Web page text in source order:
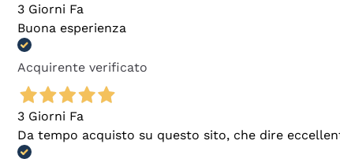
3 Giorni Fa
Buona esperienza
Acquirente verificato
3 Giorni Fa
Da tempo acquisto su questo sito, che dire